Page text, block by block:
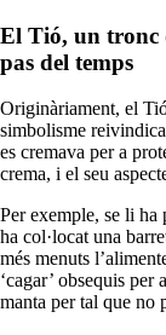
El Tió, un tronc
pas del temps
Originàriament, el
simbolisme
es cremava per a
crema, i el seu
Per exemple, se li ha
ha col·locat una
més menuts
‘cagar’ obsequis
manta per tal que no